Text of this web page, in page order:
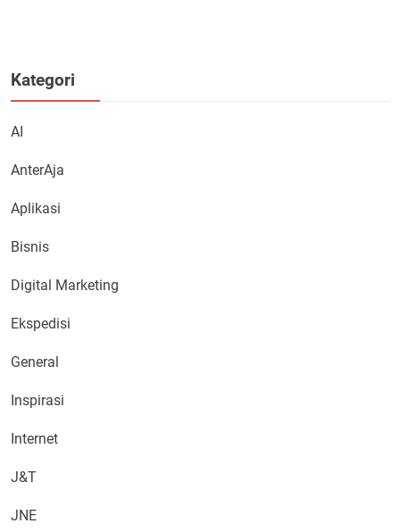
Kategori
AI
AnterAja
Aplikasi
Bisnis
Digital Marketing
Ekspedisi
General
Inspirasi
Internet
J&T
JNE